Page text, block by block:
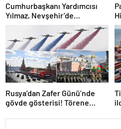
Cumhurbaşkanı Yardımcısı
Yılmaz, Nevşehir’de
temaslarda bulundu! ‘Hiç
kimsenin tereddütü olmasın’
Rusya’dan Zafer Günü’nde
gövde gösterisi! Törene